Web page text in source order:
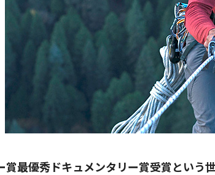
賞最優秀ドキュメンタリー賞受賞という